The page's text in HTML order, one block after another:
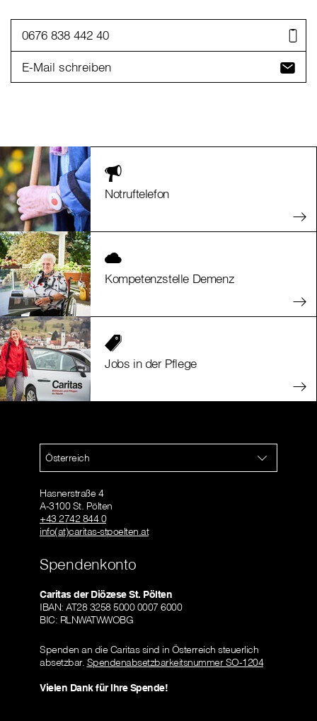
0676 838 442 40
E-Mail schreiben
Notruftelefon
Kompetenzstelle Demenz
Jobs in der Pflege
Österreich
Hasnerstraße 4
A-3100 St. Pölten
+43 2742 844 0
info(at)caritas-stpoelten.at
Spendenkonto
Caritas der Diözese St. Pölten
IBAN: AT28 3258 5000 0007 6000
BIC: RLNWATWWOBG
Spenden an die Caritas sind in Österreich steuerlich
absetzbar. Spendenabsetzbarkeitsnummer SO-1204
Vielen Dank für Ihre Spende!